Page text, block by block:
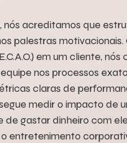
nós acreditamos que
palestras
em um cliente,
nos processos
claras de
medir o impacto de
de gastar dinheiro com
entretenimento